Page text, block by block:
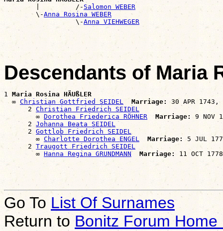
|         /- Salomon WEBER
        \-
Anna Rosina WEBER
                  \-
Anna VIEHWEGER
Descendants of Maria
1 Maria Rosina HÄUßLER
  ∞
Christian Gottfried SEIDEL Marriage: 30 APR 1743,
      2
Christian Friedrich SEIDEL
        ∞
Dorothea Friederica RÖHNER Marriage: 9 NOV
      2
Johanna Beata SEIDEL
      2
Gottlob Friedrich SEIDEL
        ∞
Charlotte Dorothea ENGEL Marriage: 5 JUL
      2
Traugott Friedrich SEIDEL
        ∞
Hanna Regina GRUNDMANN Marriage:
Go To List Of Surnames
Return toBonitz Forum Home